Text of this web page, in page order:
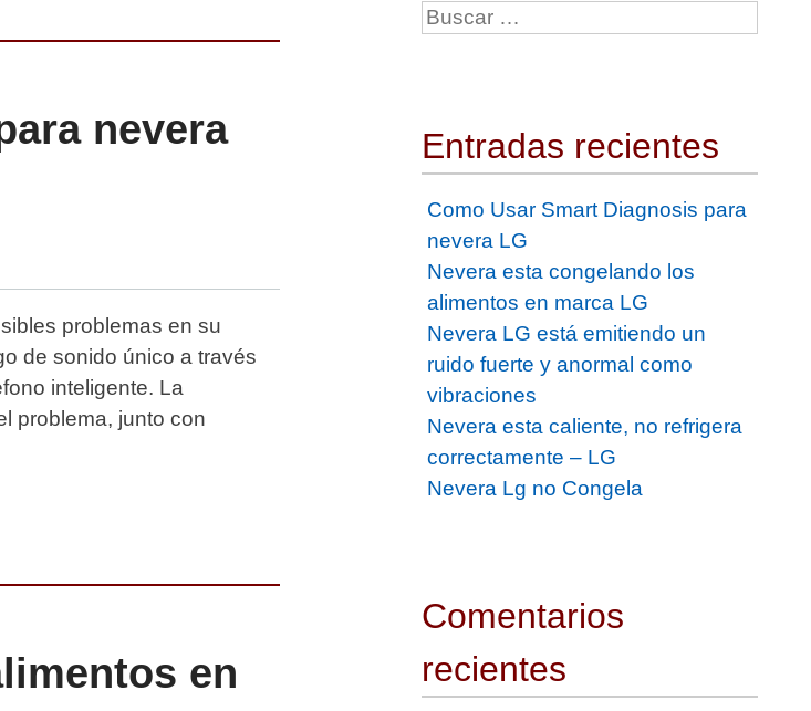
nevera
problemas en su
de sonido único a través
inteligente. La
problema, junto con
en
Entradas recientes
Como Usar Smart Diagnosis para
nevera LG
Nevera esta congelando los
alimentos en marca LG
Nevera LG está emitiendo un
ruido fuerte y anormal como
vibraciones
Nevera esta caliente, no refrigera
correctamente – LG
Nevera Lg no Congela
Comentarios
recientes